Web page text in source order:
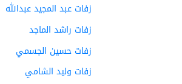
زفات عبد المجيد عبدالله
زفات راشد الماجد
زفات حسين الجسمي
زفات وليد الشامي